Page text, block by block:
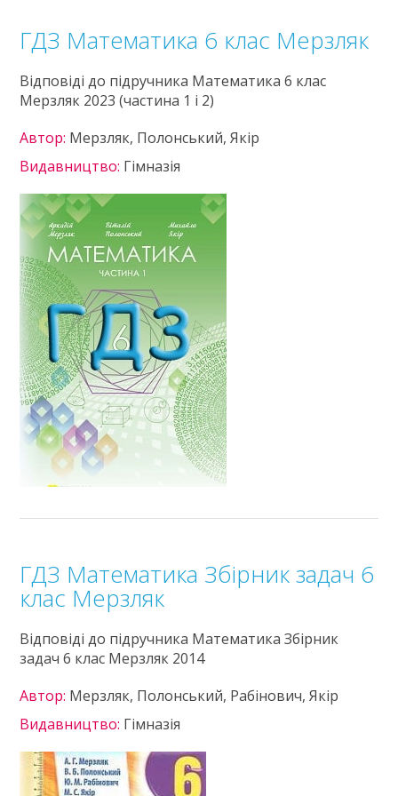
ГДЗ Математика 6 клас Мерзляк
Відповіді до підручника Математика 6 клас
Мерзляк 2023 (частина 1 і 2)
Автор: Мерзляк, Полонський, Якір
Видавництво: Гімназія
ГДЗ Математика Збірник задач 6
клас Мерзляк
Відповіді до підручника Математика Збірник
задач 6 клас Мерзляк 2014
Автор: Мерзляк, Полонський, Рабінович, Якір
Видавництво: Гімназія